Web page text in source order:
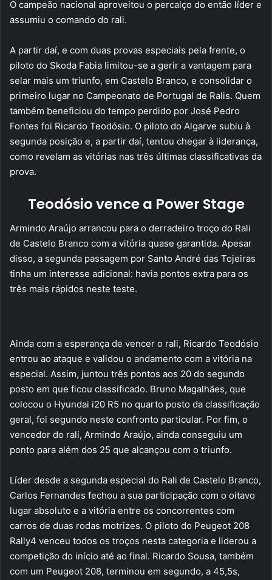
O campeão nacional aproveitou o percalço do então líder e
assumiu o comando do rali.
A partir daí, e com duas provas especiais pela frente, o
piloto do Skoda Fabia limitou-se a gerir a vantagem para
selar mais um triunfo, em Castelo Branco, e consolidar o
primeiro lugar no Campeonato de Portugal de Ralis. Quem
também beneficiou do tempo perdido por José Pedro
Fontes foi Ricardo Teodósio. O piloto do Algarve subiu à
segunda posição e, a partir daí, tentou chegar à liderança,
como revelam as vitórias nas três últimas classificativas da
prova.
Teodósio vence a Power Stage
Armindo Araújo arrancou para o derradeiro troço do Rali
de Castelo Branco com a vitória quase garantida. Apesar
disso, a segunda passagem por Santo André das Tojeiras
tinha um interesse adicional: havia pontos extra para os
três mais rápidos neste teste.
Ainda com a esperança de vencer o rali, Ricardo Teodósio
entrou ao ataque e validou o andamento com a vitória na
especial. Assim, juntou três pontos aos 20 do segundo
posto em que ficou classificado. Bruno Magalhães, que
colocou o Hyundai i20 R5 no quarto posto da classificação
geral, foi segundo neste confronto particular. Por fim, o
vencedor do rali, Armindo Araújo, ainda conseguiu um
ponto para além dos 25 que alcançou com o triunfo.
Líder desde a segunda especial do Rali de Castelo Branco,
Carlos Fernandes fechou a sua participação com o oitavo
lugar absoluto e a vitória entre os concorrentes com
carros de duas rodas motrizes. O piloto do Peugeot 208
Rally4 venceu todos os troços nesta categoria e liderou a
competição do início até ao final. Ricardo Sousa, também
com um Peugeot 208, terminou em segundo, a 45,5s,